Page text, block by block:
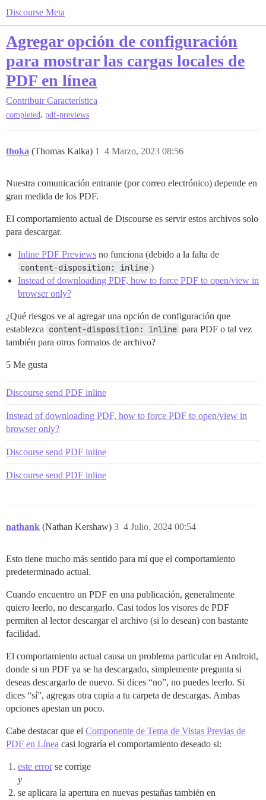
Discourse Meta
Agregar opción de configuración
para mostrar las cargas locales de
PDF en línea
Contribuir Característica
completed, pdf-previews
thoka (Thomas Kalka) 4 Marzo, 2023 08:56
1
Nuestra comunicación entrante (por correo electrónico) depende en
gran medida de los PDF.
El comportamiento actual de Discourse es servir estos archivos solo
para descargar.
Inline PDF Previews no funciona (debido a la falta de
content-disposition: inline )
Instead of downloading PDF, how to force PDF to open/view in
browser only?
¿Qué riesgos ve al agregar una opción de configuración que
establezca content-disposition: inline para PDF o tal vez
también para otros formatos de archivo?
5 Me gusta
Discourse send PDF inline
Instead of downloading PDF, how to force PDF to open/view in
browser only?
Discourse send PDF inline
Discourse send PDF inline
nathank (Nathan Kershaw) 4 Julio, 2024 00:54
3
Esto tiene mucho más sentido para mí que el comportamiento
predeterminado actual.
Cuando encuentro un PDF en una publicación, generalmente
quiero leerlo, no descargarlo. Casi todos los visores de PDF
permiten al lector descargar el archivo (si lo desean) con bastante
facilidad.
El comportamiento actual causa un problema particular en Android,
donde si un PDF ya se ha descargado, simplemente pregunta si
deseas descargarlo de nuevo. Si dices “no”, no puedes leerlo. Si
dices “sí”, agregas otra copia a tu carpeta de descargas. Ambas
opciones apestan un poco.
Cabe destacar que el Componente de Tema de Vistas Previas de
PDF en Línea casi lograría el comportamiento deseado si:
este errorse corrige
y
se aplicara la apertura en nuevas pestañas también en